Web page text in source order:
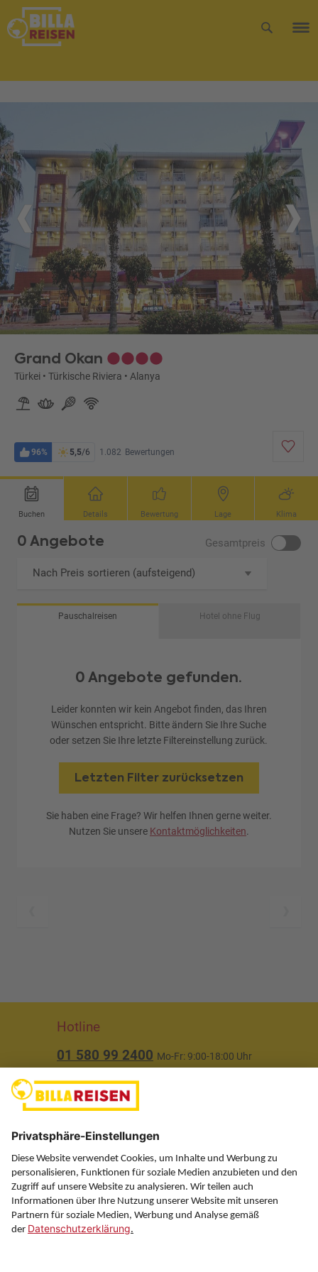
Grand Okan
Türkei • Türkische Riviera • Alanya
96% 5,5/6 1.082 Bewertungen
Buchen Details Bewertung Lage Klima
0 Angebote Gesamtpreis
Nach Preis sortieren (aufsteigend)
Pauschalreisen Hotel ohne Flug
0 Angebote gefunden.
Leider konnten wir kein Angebot finden, das Ihren
Wünschen entspricht. Bitte ändern Sie Ihre Suche
oder setzen Sie Ihre letzte Filtereinstellung zurück.
Letzten Filter zurücksetzen
Sie haben eine Frage? Wir helfen Ihnen gerne weiter.
Nutzen Sie unsere Kontaktmöglichkeiten.
Hotline
01 580 99 2400 Mo-Fr: 9:00-18:00 Uhr
Über uns
Service
Information
Folgen Sie uns auf